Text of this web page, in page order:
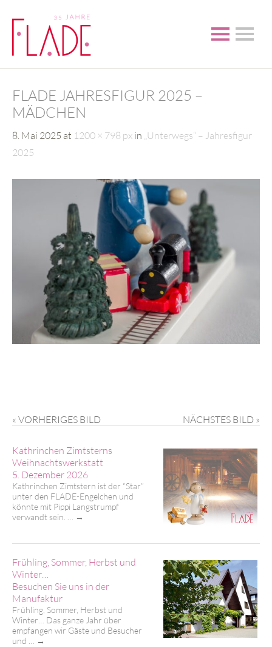
FLADE JAHRESFIGUR 2025 –
MÄDCHEN
8. Mai 2025 at 1200 × 798 px in „Unterwegs“ – Jahresfigur
2025
« VORHERIGES BILD NÄCHSTES BILD »
Kathrinchen Zimtsterns
Weihnachtswerkstatt
5. Dezember 2026
Kathrinchen Zimtstern ist der “Star”
unter den FLADE-Engelchen und
könnte mit Pippi Langstrumpf
verwandt sein. …
→
Frühling, Sommer, Herbst und
Winter…
Besuchen Sie uns in der
Manufaktur
Frühling, Sommer, Herbst und
Winter… Das ganze Jahr über
empfangen wir Gäste und Besucher
und …
→